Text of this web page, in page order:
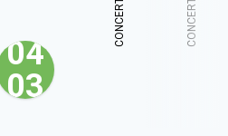
facebook
04
03
CONCERT CONCERT